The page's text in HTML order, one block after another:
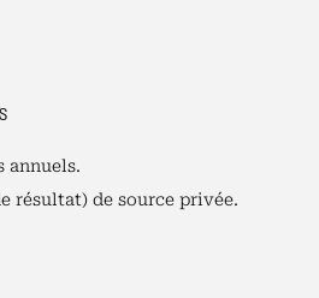
annuels.
résultat) de source privée.